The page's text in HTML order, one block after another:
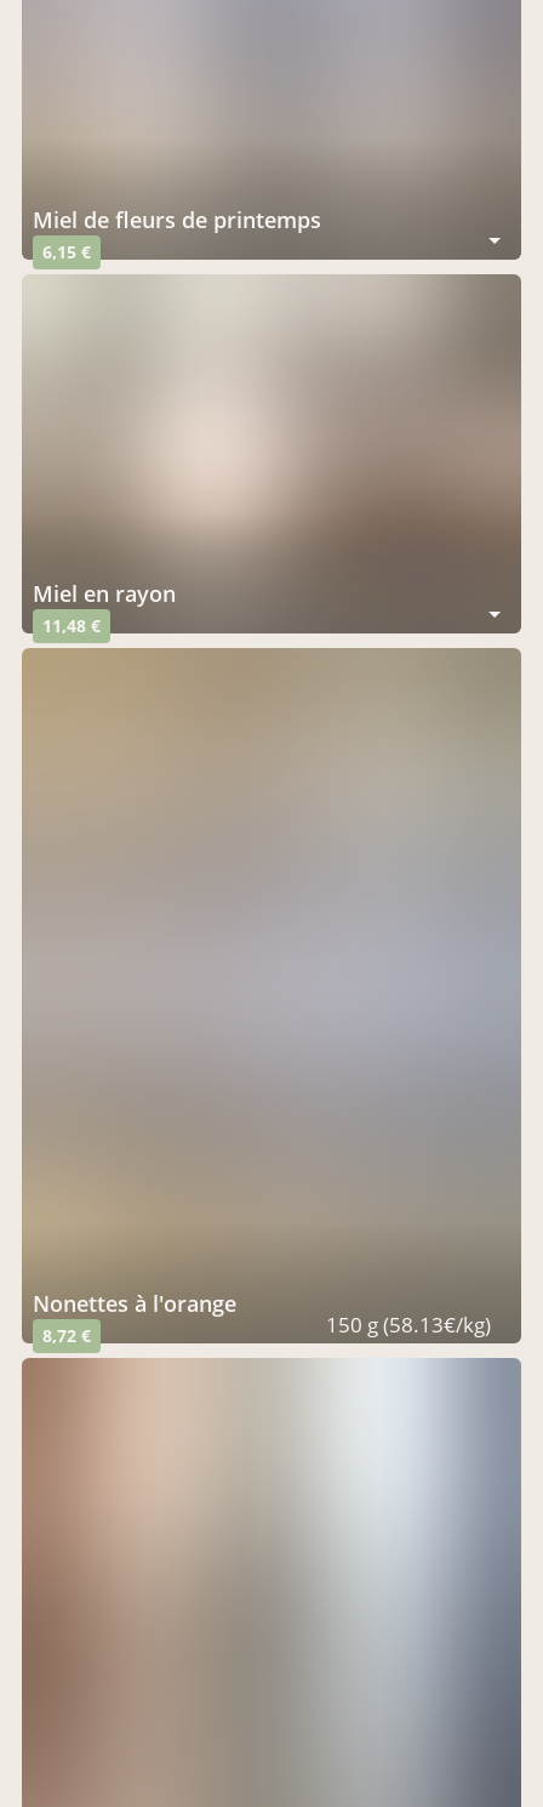
Miel de fleurs de printemps
6,15 €
Miel en rayon
11,48 €
Nonettes à l'orange
8,72 € 150 g (58.13€/kg)